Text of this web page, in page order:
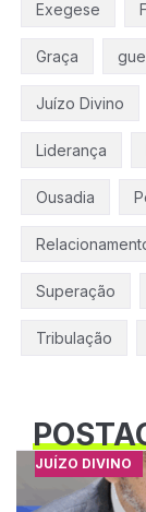
Exegese
Graça
Juízo Divino
Liderança
Ousadia
Superação
Tribulação
JUÍZO DIVINO